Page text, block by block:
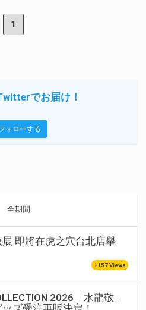
1
でお届け！
ォローする
全期間
即將在虎之穴台北店舉
1157 Views
2026「水龍敬」